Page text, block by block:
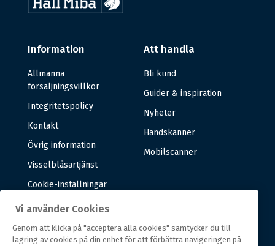
Information
Allmänna
försäljningsvillkor
Integritetspolicy
Kontakt
Övrig information
Visselblåsartjänst
Cookie-inställningar
Att handla
Bli kund
Guider & inspiration
Nyheter
Handskanner
Mobilscanner
Vi använder Cookies
Genom att klicka på "acceptera alla cookies" samtycker du till
lagring av cookies på din enhet för att förbättra navigeringen på